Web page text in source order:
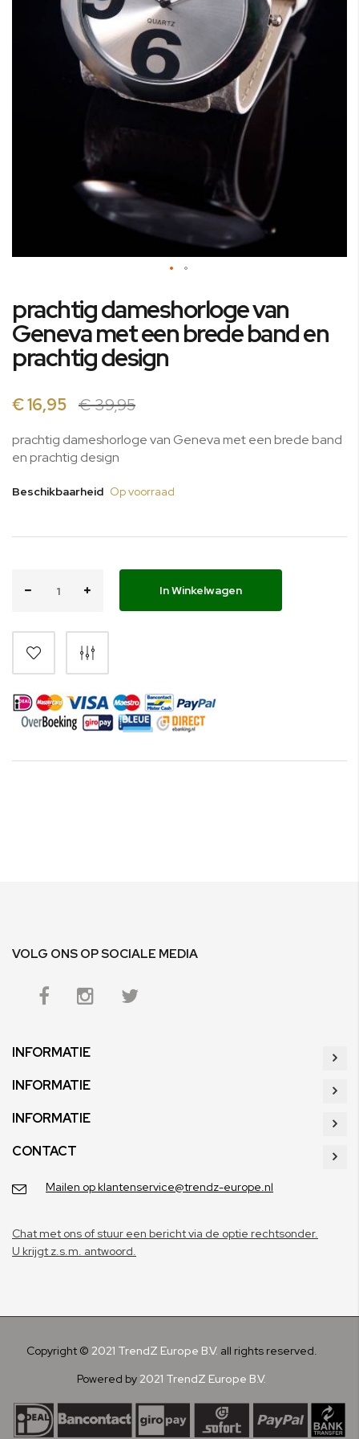
naar
het
begin
van
afbeeldingen-
gallerij
prachtig dameshorloge van
Geneva met een brede band en
prachtig design
€ 16,95 € 39,95
prachtig dameshorloge van Geneva met een brede band
en prachtig design
Beschikbaarheid Op voorraad
In Winkelwagen
VOLG ONS OP SOCIALE MEDIA
INFORMATIE
INFORMATIE
INFORMATIE
CONTACT
Mailen op klantenservice@trendz-europe.nl
Chat met ons of stuur een bericht via de optie rechtsonder.
U krijgt z.s.m. antwoord.
Copyright © 2021 TrendZ Europe B.V. all rights reserved.
Powered by 2021 TrendZ Europe B.V.